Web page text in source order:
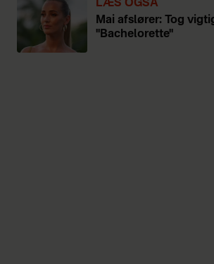
LÆS OGSÅ
Mai afslører: Tog
"Bachelorette"